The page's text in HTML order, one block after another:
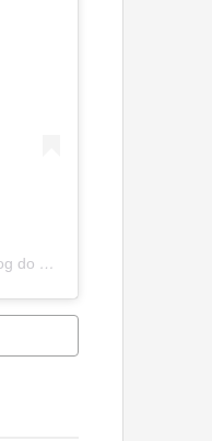
Uma publicação compartilhada por Blog do João Marcolino (@joaomarcolinoneto)